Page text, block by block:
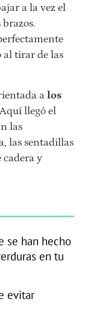
a la vez el
al tirar de las
a los
llegó el
las
las sentadillas
cadera y
se han hecho
en tu
evitar